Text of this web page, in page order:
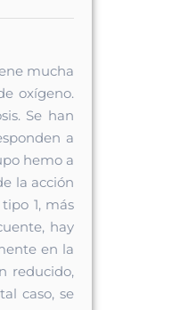
mucha
oxígeno.
Se han
a
hemo a
la acción
1, más
hay
en la
reducido,
caso, se